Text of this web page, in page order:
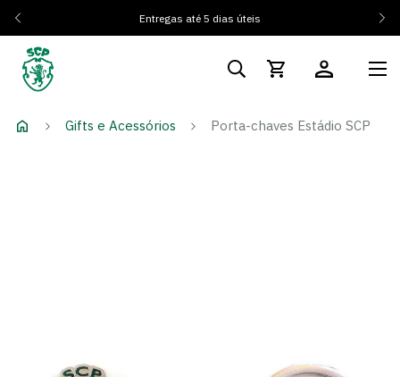
Entregas até 5 dias úteis
Gifts e Acessórios Porta-chaves Estádio SCP